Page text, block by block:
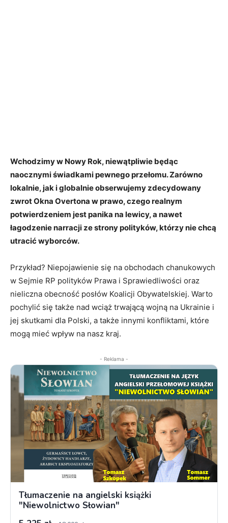
Wchodzimy w Nowy Rok, niewątpliwie będąc
naocznymi świadkami pewnego przełomu. Zarówno
lokalnie, jak i globalnie obserwujemy zdecydowany
zwrot Okna Overtona w prawo, czego realnym
potwierdzeniem jest panika na lewicy, a nawet
łagodzenie narracji ze strony polityków, którzy nie chcą
utracić wyborców.
Przykład? Niepojawienie się na obchodach chanukowych
w Sejmie RP polityków Prawa i Sprawiedliwości oraz
nieliczna obecność posłów Koalicji Obywatelskiej. Warto
pochylić się także nad wciąż trwającą wojną na Ukrainie i
jej skutkami dla Polski, a także innymi konfliktami, które
mogą mieć wpływ na nasz kraj.
- Reklama -